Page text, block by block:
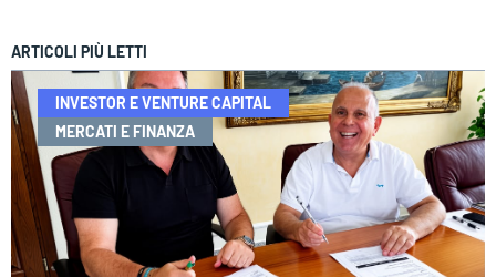
ARTICOLI PIÙ LETTI
INVESTOR E VENTURE CAPITAL
MERCATI E FINANZA